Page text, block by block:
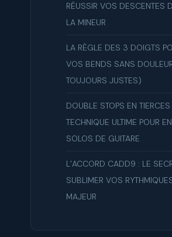
RÉUSSIR VOS DESCENTES
LA MINEUR
LA RÈGLE DES 3 DOIGTS
VOS BENDS SANS
TOUJOURS JUSTES)
DOUBLE STOPS EN
TECHNIQUE ULTIME POUR
SOLOS DE GUITARE
L’ACCORD CADD9 : LE
SUBLIMER VOS
MAJEUR